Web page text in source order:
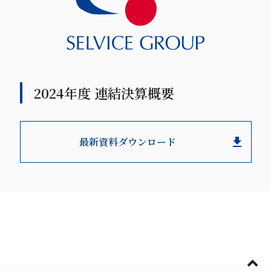
2024年度 連結決算概要
最新資料ダウンロード